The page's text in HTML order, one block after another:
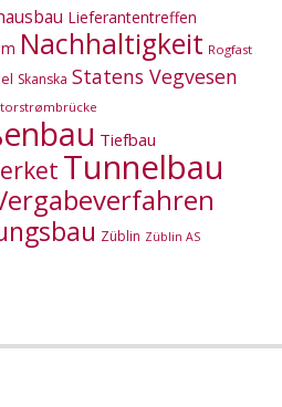
Lieferantentreffen
Nachhaltigkeit Rogfast
Skanska Statens Vegvesen
Tiefbau
Tunnelbau
Züblin Züblin AS